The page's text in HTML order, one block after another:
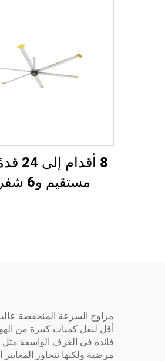
8
مستقيم و6 شفرات
مرضية ولكنها تتجاوز